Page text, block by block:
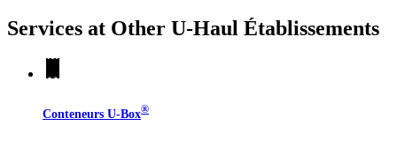
Services at Other U-Haul Établissements
Conteneurs U-Box®